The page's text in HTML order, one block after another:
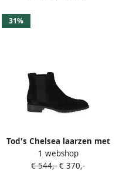
31%
Tod's Chelsea laarzen met
ronde neus Zwart
1 webshop
€ 544,- € 370,-